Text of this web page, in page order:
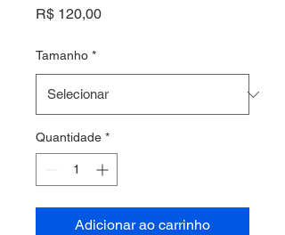
R$ 120,00Preço
Tamanho *
Quantidade *
Adicionar ao carrinho